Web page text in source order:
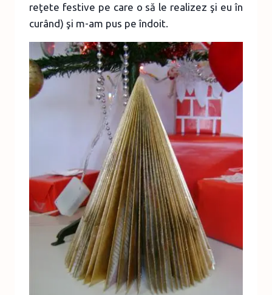
reţete festive pe care o să le realizez şi eu în
curând) şi m-am pus pe îndoit.